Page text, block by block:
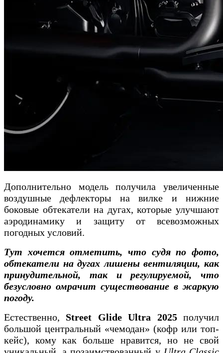
Дополнительно модель получила увеличенные
воздушные дефлекторы на вилке и нижние
боковые обтекатели на дугах, которые улучшают
аэродинамику и защиту от всевозможных
погодных условий.
Тут хочется отметить, что судя по фото,
обтекатели на дугах лишены вентиляции, как
принудительной, так и регулируемой, что
безусловно омрачит существование в жаркую
погоду.
Естественно, Street Glide Ultra 2025получил
большой центральный «чемодан» (кофр или топ-
кейс), кому как больше нравится, но не свой